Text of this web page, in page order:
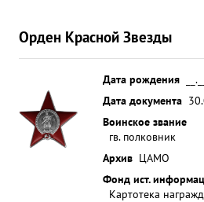
Орден Красной Звезды
Дата рождения
Дата документа
Воинское звание
гв. полковник
Архив ЦАМО
Фонд ист.
Картотека